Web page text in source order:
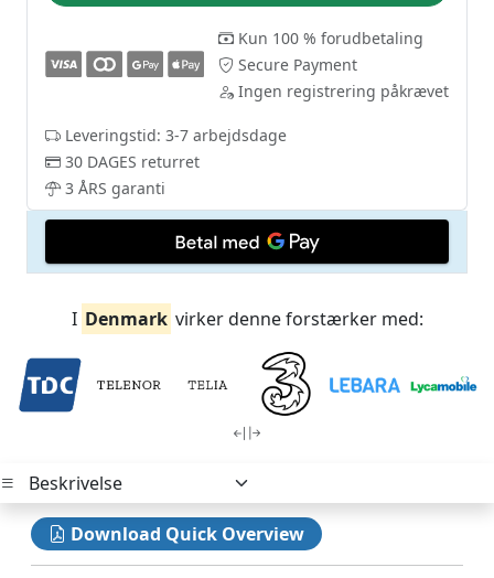
Kun 100 % forudbetaling
Secure Payment
Ingen registrering påkrævet
Leveringstid: 3-7 arbejdsdage
30 DAGES returret
3 ÅRS garanti
I Denmark virker denne forstærker med:
Download Quick Overview